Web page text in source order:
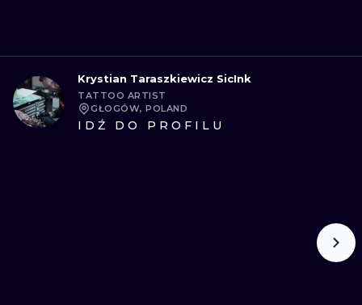
Krystian Taraszkiewicz SicInk
TATTOO ARTIST
GŁOGÓW, POLAND
IDŹ DO PROFILU